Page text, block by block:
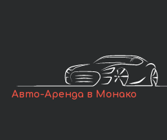
Авто-Аренда в Монако